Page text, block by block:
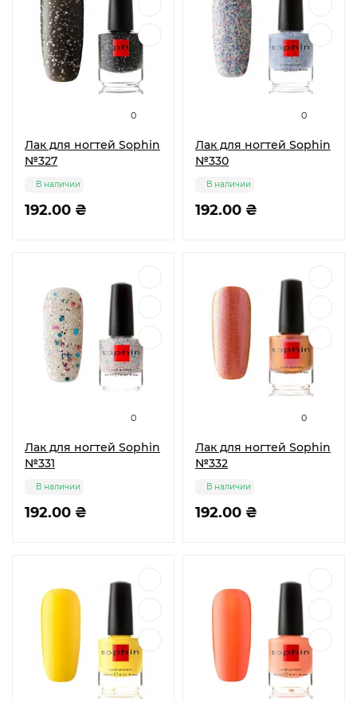
0
Лак для ногтей Sophin
№327
192.00 ₴
В наличии
0
Лак для ногтей Sophin
№330
192.00 ₴
В наличии
0
Лак для ногтей Sophin
№331
192.00 ₴
В наличии
0
Лак для ногтей Sophin
№332
192.00 ₴
В наличии